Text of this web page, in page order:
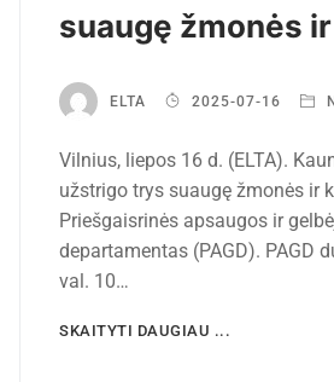
suaugę žmonės
ELTA 2025-07-16
Vilnius, liepos 16 d. (ELTA).
užstrigo trys suaugę žmonės ir
Priešgaisrinės apsaugos ir
departamentas (PAGD). PAGD
val. 10…
SKAITYTI DAUGIAU ...